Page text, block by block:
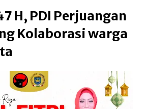
H, PDI Perjuangan
Kolaborasi warga